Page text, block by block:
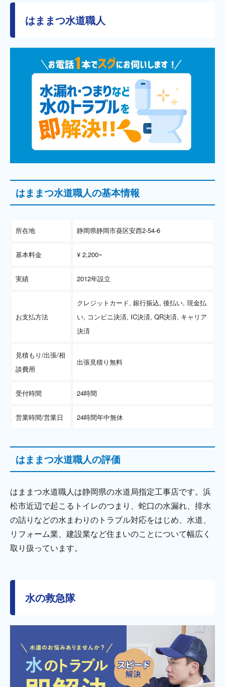
はままつ水道職人
はままつ水道職人の基本情報
所在地 静岡県静岡市葵区安西2-54-6
基本料金 ¥ 2,200~
実績 2012年設立
お支払方法
クレジットカード, 銀行振込, 後払い, 現金払
い, コンビニ決済, IC決済, QR決済, キャリア
決済
見積もり/出張/相
談費用
出張見積り無料
受付時間 24時間
営業時間/営業日 24時間年中無休
はままつ水道職人の評価
はままつ水道職人は静岡県の水道局指定工事店です。浜
松市近辺で起こるトイレのつまり、蛇口の水漏れ、排水
の詰りなどの水まわりのトラブル対応をはじめ、水道、
リフォーム業、建設業など住まいのことについて幅広く
取り扱っています。
水の救急隊